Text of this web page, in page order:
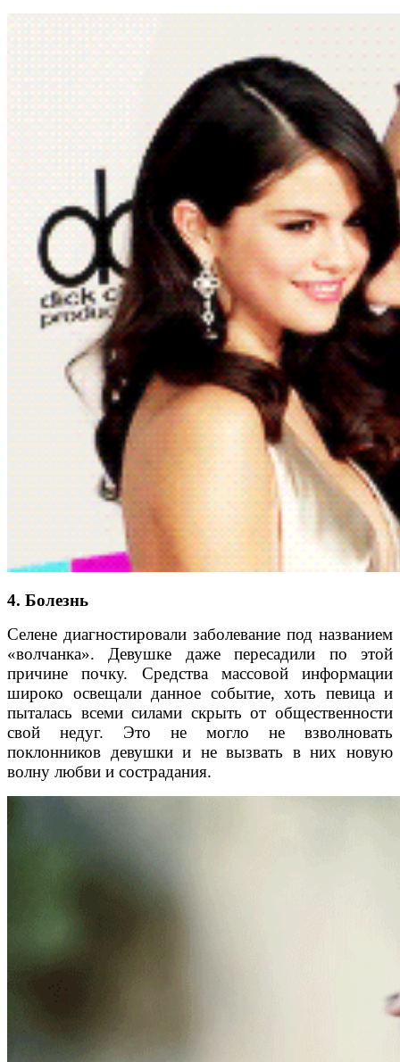
4. Болезнь
Селене диагностировали заболевание под названием
«волчанка». Девушке даже пересадили по этой
причине почку. Средства массовой информации
широко освещали данное событие, хоть певица и
пыталась всеми силами скрыть от общественности
свой недуг. Это не могло не взволновать
поклонников девушки и не вызвать в них новую
волну любви и сострадания.